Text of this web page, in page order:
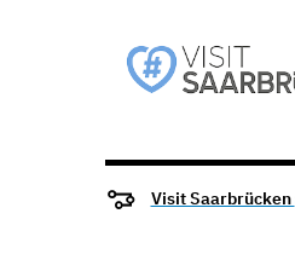
Visit Saarbrücken